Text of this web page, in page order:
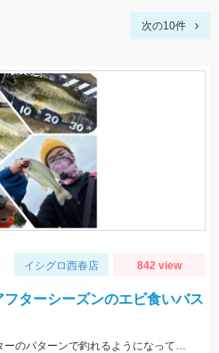
次の10件
イシグロ西春店 842 view
ターシーズンのエビ食いバス
季節は初夏めいてきてバスもアフターのパターンで釣れるようになってきました！この時期の鉄板はエビパターン！ヤマセンコ―や沈み蟲、MPSのノーシンカーが効果バツグンですよ！